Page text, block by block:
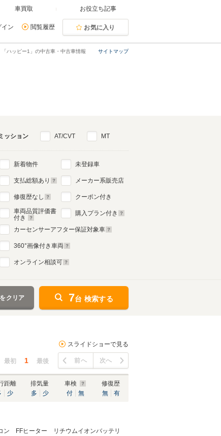
車買取 お役立ち記事
イン 閲覧履歴 お気に入り
サイトマップ
「ハッピー1」の中古車・中古車情報
ミッション AT/CVT MT
新着物件
支払総額あり
修復歴なし
車両品質評価書
付き
未登録車
メーカー系販売店
クーポン付き
購入プラン付き
カーセンサーアフター保証対象車
360°画像付き車両
オンライン相談可
クリア 7台 検索する
スライドショーで見る
最初 1 最後 前へ 次へ
距離
少
排気量
多
少
車検
付
無
修復歴
無
有
FFヒーター リチウムイオンバッテリ